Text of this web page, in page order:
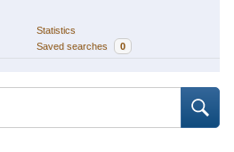
Statistics
Saved searches 0